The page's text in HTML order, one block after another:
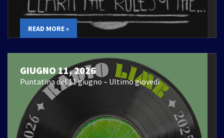
READ MORE »
GIUGNO 11, 2026
Puntatina del 11 giugno – Ultimo giovedì